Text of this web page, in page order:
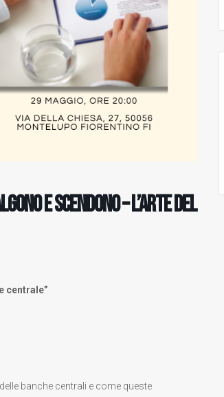
e scendono – L’arte del
centrale”
banche centrali e come queste